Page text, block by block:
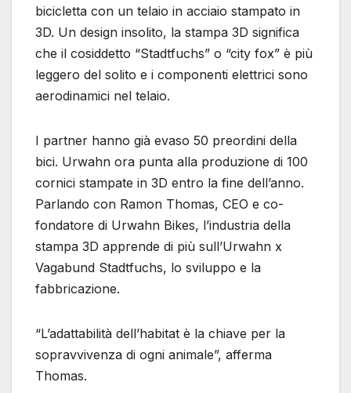
bicicletta con un telaio in acciaio stampato in
3D. Un design insolito, la stampa 3D significa
che il cosiddetto “Stadtfuchs” o “city fox” è più
leggero del solito e i componenti elettrici sono
aerodinamici nel telaio.
I partner hanno già evaso 50 preordini della
bici. Urwahn ora punta alla produzione di 100
cornici stampate in 3D entro la fine dell’anno.
Parlando con Ramon Thomas, CEO e co-
fondatore di Urwahn Bikes, l’industria della
stampa 3D apprende di più sull’Urwahn x
Vagabund Stadtfuchs, lo sviluppo e la
fabbricazione.
“L’adattabilità dell’habitat è la chiave per la
sopravvivenza di ogni animale”, afferma
Thomas.